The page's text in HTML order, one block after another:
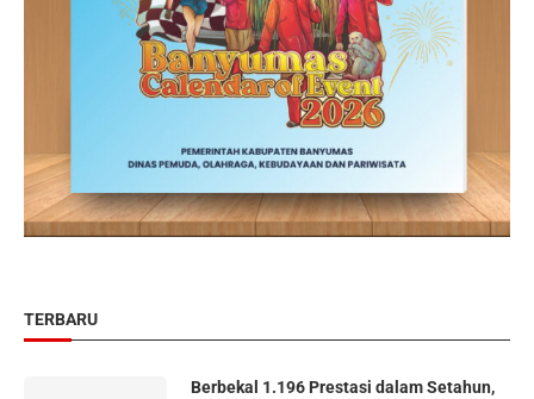
TERBARU
Berbekal 1.196 Prestasi dalam Setahun,